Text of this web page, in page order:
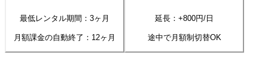
最低レンタル期間：3ヶ月
月額課金の自動終了： 12ヶ月
延長：+800円/日
途中で月額制切替OK